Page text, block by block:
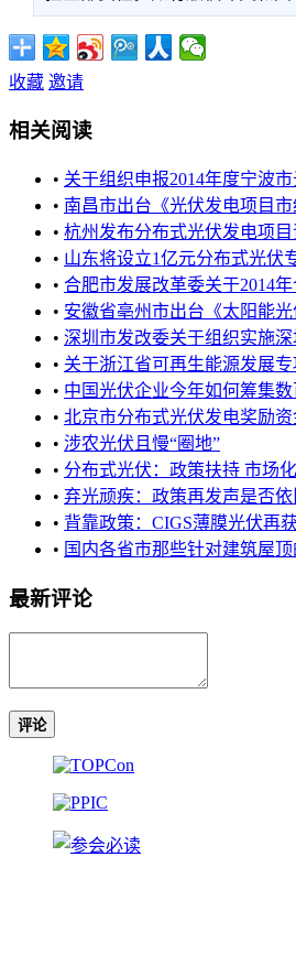
收藏 邀请
相关阅读
• 关于组织申报2014年度宁波
• 南昌市出台《光伏发电项目
• 杭州发布分布式光伏发电项
• 山东将设立1亿元分布式光伏
• 合肥市发展改革委关于2014
• 安徽省亳州市出台《太阳能
• 深圳市发改委关于组织实施
• 关于浙江省可再生能源发展
• 中国光伏企业今年如何筹集数
• 北京市分布式光伏发电奖励
• 涉农光伏且慢“圈地”
• 分布式光伏：政策扶持 市场
• 弃光顽疾：政策再发声是否依
• 背靠政策：CIGS薄膜光伏再
• 国内各省市那些针对建筑屋
最新评论
评论